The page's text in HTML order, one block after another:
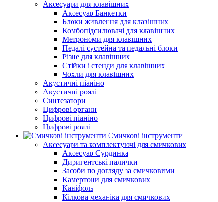
Аксесуари для клавішних
Аксесуар Банкетки
Блоки живлення для клавішних
Комбопідсилювачі для клавішних
Метрономи для клавішних
Педалі сустейна та педальні блоки
Різне для клавішних
Стійки і стенди для клавішних
Чохли для клавішних
Акустичні піаніно
Акустичні роялі
Синтезатори
Цифрові органи
Цифрові піаніно
Цифрові роялі
Смичкові інструменти
Аксесуари та комплектуючі для смичкових
Аксесуар Сурдинка
Диригентські палички
Засоби по догляду за смичковими
Камертони для смичкових
Каніфоль
Кілкова механіка для смичкових